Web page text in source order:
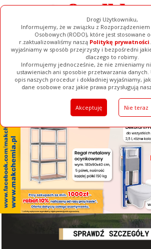
Drogi Użytkowniku,
Informujemy, że w związku z
Osobowych (RODO), które jest stosowane
r.zaktualizowaliśmy naszą Politykę prywatności
wyjaśniamy w sposób przejrzysty i bezpośredni
dlaczego to robimy.
Informujemy jednocześnie, że nie zmieniamy
ustawieniach ani sposobie przetwarzania
opis naszych procedur i dokładniej wyjaśniamy,
dane osobowe oraz jakie prawa przysługują
Akceptuję Nie teraz
[ ZAMKNIJ ]
Ogłoszenia Filmy Galerie